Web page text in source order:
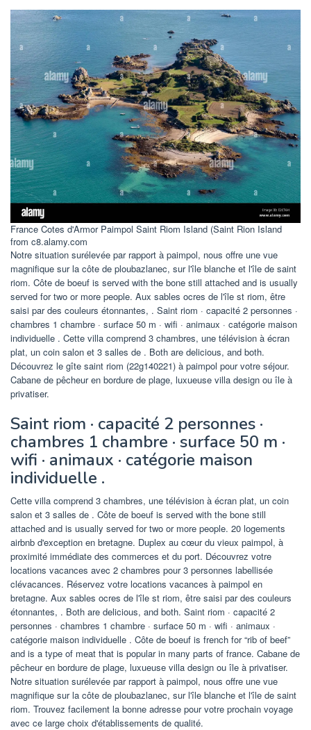
France Cotes d'Armor Paimpol Saint Riom Island (Saint Rion Island
from c8.alamy.com
Notre situation surélevée par rapport à paimpol, nous offre une vue
magnifique sur la côte de ploubazlanec, sur l'île blanche et l'île de saint
riom. Côte de boeuf is served with the bone still attached and is usually
served for two or more people. Aux sables ocres de l'île st riom, être
saisi par des couleurs étonnantes, . Saint riom · capacité 2 personnes ·
chambres 1 chambre · surface 50 m · wifi · animaux · catégorie maison
individuelle . Cette villa comprend 3 chambres, une télévision à écran
plat, un coin salon et 3 salles de . Both are delicious, and both.
Découvrez le gîte saint riom (22g140221) à paimpol pour votre séjour.
Cabane de pêcheur en bordure de plage, luxueuse villa design ou île à
privatiser.
Saint riom · capacité 2 personnes ·
chambres 1 chambre · surface 50 m ·
wifi · animaux · catégorie maison
individuelle .
Cette villa comprend 3 chambres, une télévision à écran plat, un coin
salon et 3 salles de . Côte de boeuf is served with the bone still
attached and is usually served for two or more people. 20 logements
airbnb d'exception en bretagne. Duplex au cœur du vieux paimpol, à
proximité immédiate des commerces et du port. Découvrez votre
locations vacances avec 2 chambres pour 3 personnes labellisée
clévacances. Réservez votre locations vacances à paimpol en
bretagne. Aux sables ocres de l'île st riom, être saisi par des couleurs
étonnantes, . Both are delicious, and both. Saint riom · capacité 2
personnes · chambres 1 chambre · surface 50 m · wifi · animaux ·
catégorie maison individuelle . Côte de boeuf is french for “rib of beef”
and is a type of meat that is popular in many parts of france. Cabane de
pêcheur en bordure de plage, luxueuse villa design ou île à privatiser.
Notre situation surélevée par rapport à paimpol, nous offre une vue
magnifique sur la côte de ploubazlanec, sur l'île blanche et l'île de saint
riom. Trouvez facilement la bonne adresse pour votre prochain voyage
avec ce large choix d'établissements de qualité.